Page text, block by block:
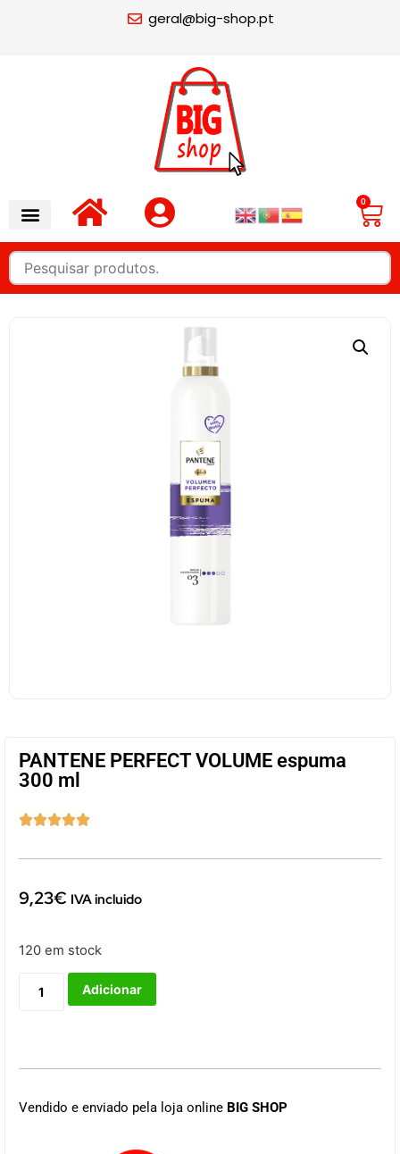
geral@big-shop.pt
0
PANTENE PERFECT VOLUME espuma
300 ml

9,23€ IVA incluido
120 em stock
Adicionar
Vendido e enviado pela loja online BIG SHOP